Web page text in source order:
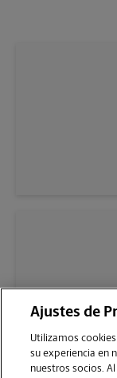
Ajustes de
Utilizamos
su experiencia en
nuestros socios. Al